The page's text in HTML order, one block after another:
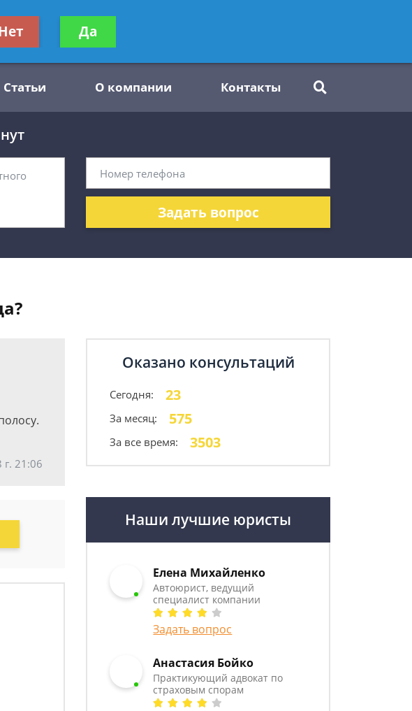
Получите консультацию
бесплатно
Статьи О компании Контакты
Задать вопрос
г. 21:06
Оказано консультаций
Сегодня: 23
За месяц: 575
За все время: 3503
Наши лучшие юристы
Елена Михайленко
Автоюрист, ведущий
специалист компании
Задать вопрос
Анастасия Бойко
Практикующий адвокат по
страховым спорам
Да